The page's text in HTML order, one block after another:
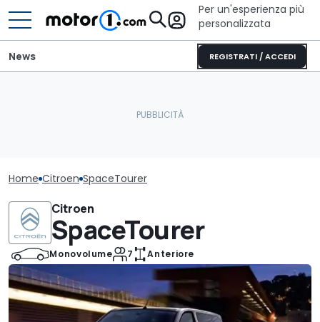
Per un'esperienza più
personalizzata
REGISTRATI / ACCEDI
News
Home Citroen SpaceTourer
Citroen
SpaceTourer
Monovolume 7 Anteriore